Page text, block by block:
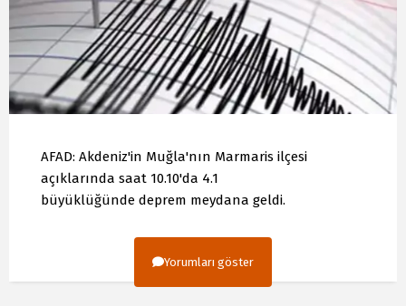
AFAD: Akdeniz'in Muğla'nın Marmaris ilçesi
açıklarında saat 10.10'da 4.1
büyüklüğünde deprem meydana geldi.
Yorumları göster